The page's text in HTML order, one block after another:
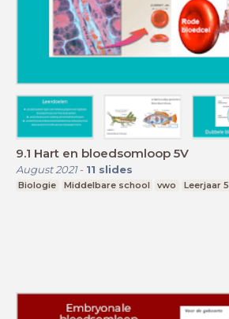
9.1 Hart en bloedsomloop 5V
August 2021- 11 slides
Biologie Middelbare school vwo Leerjaar 5